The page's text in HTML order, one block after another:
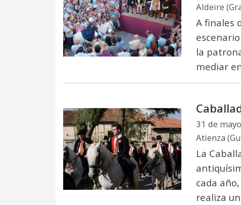
Aldeire
A finales
la
mediar
31 de mayo
Atienza
La
cada
realiza